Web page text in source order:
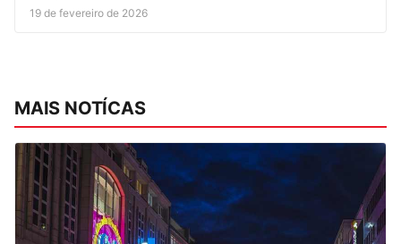
19 de fevereiro de 2026
MAIS NOTÍCAS